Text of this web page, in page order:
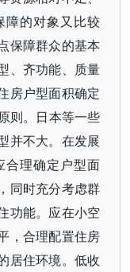
障的对象又比较
保障群众的基本
、齐功能、质量
房户型面积确定
则。日本等一些
并不大。在发展
合理确定户型面
同时充分考虑群
功能。应在小空
，合理配置住房
居住环境。低收